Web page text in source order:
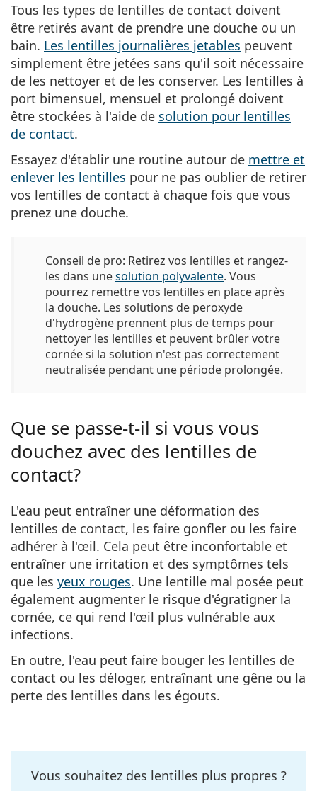
Tous les types de lentilles de contact doivent
être retirés avant de prendre une douche ou un
bain. Les lentilles journalières jetables peuvent
simplement être jetées sans qu'il soit nécessaire
de les nettoyer et de les conserver. Les lentilles à
port bimensuel, mensuel et prolongé doivent
être stockées à l'aide de solution pour lentilles
de contact.
Essayez d'établir une routine autour de mettre et
enlever les lentilles pour ne pas oublier de retirer
vos lentilles de contact à chaque fois que vous
prenez une douche.
Conseil de pro: Retirez vos lentilles et rangez-
les dans unesolution polyvalente. Vous
pourrez remettre vos lentilles en place après
la douche. Les solutions de peroxyde
d'hydrogène prennent plus de temps pour
nettoyer les lentilles et peuvent brûler votre
cornée si la solution n'est pas correctement
neutralisée pendant une période prolongée.
Que se passe-t-il si vous vous
douchez avec des lentilles de
contact?
L'eau peut entraîner une déformation des
lentilles de contact, les faire gonfler ou les faire
adhérer à l'œil. Cela peut être inconfortable et
entraîner une irritation et des symptômes tels
que les yeux rouges. Une lentille mal posée peut
également augmenter le risque d'égratigner la
cornée, ce qui rend l'œil plus vulnérable aux
infections.
En outre, l'eau peut faire bouger les lentilles de
contact ou les déloger, entraînant une gêne ou la
perte des lentilles dans les égouts.
Vous souhaitez des lentilles plus propres ?